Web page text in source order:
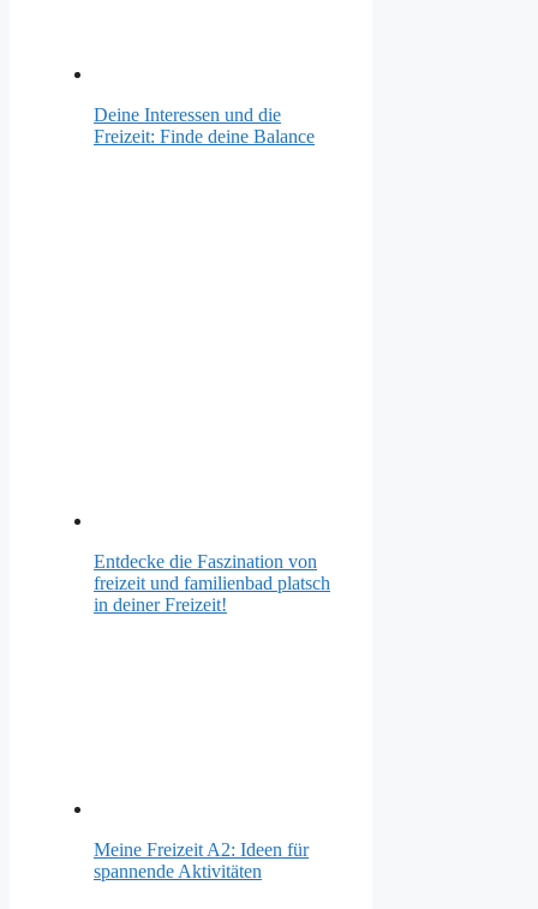
Deine Interessen und die
Freizeit: Finde deine Balance
Entdecke die Faszination von
freizeit und familienbad platsch
in deiner Freizeit!
Meine Freizeit A2: Ideen für
spannende Aktivitäten